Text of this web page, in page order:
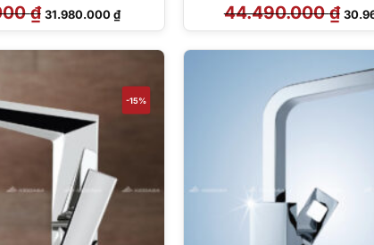
₫ Giá
gốc
là:
31.980.000₫Giá
hiện
tại
31.980.000 ₫.
44.490.000₫ Giá
gốc
là:
-15%